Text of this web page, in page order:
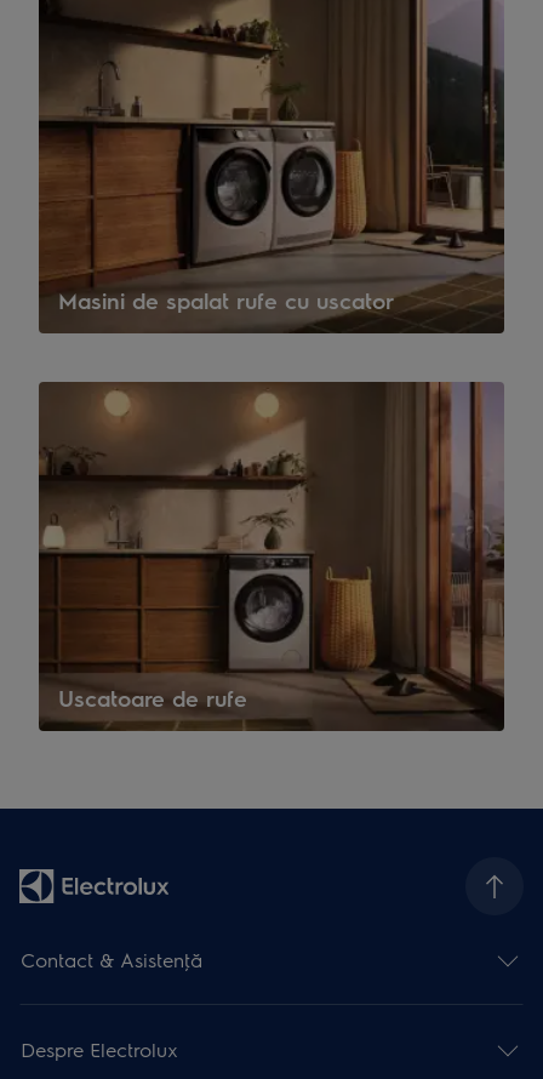
Masini de spalat rufe cu uscator
Uscatoare de rufe
Contact & Asistenţă
Despre Electrolux